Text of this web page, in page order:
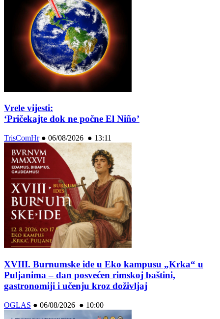
Vrele vijesti:
‘Pričekajte dok ne počne El Niño’
TrisComHr● 06/08/2026 ● 13:11
XVIII. Burnumske ide u Eko kampusu „Krka“ u
Puljanima – dan posvećen rimskoj baštini,
gastronomiji i učenju kroz doživljaj
OGLAS ● 06/08/2026 ● 10:00